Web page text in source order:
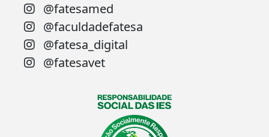
@fatesamed
@faculdadefatesa
@fatesa_digital
@fatesavet